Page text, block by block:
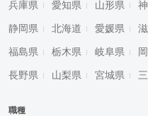
兵庫県 愛知県 山形県
静岡県 北海道 愛媛県
福島県 栃木県 岐阜県
長野県 山梨県 宮城県
職種